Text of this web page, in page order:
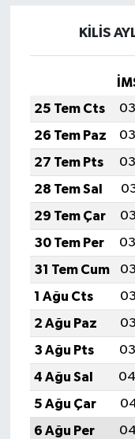
KİLİS
25 Tem Cts
26 Tem Paz
27 Tem Pts
28 Tem Sal
29 Tem Çar
30 Tem Per
31 Tem Cum
1 Ağu Cts
2 Ağu Paz
3 Ağu Pts
4 Ağu Sal
5 Ağu Çar
6 Ağu Per